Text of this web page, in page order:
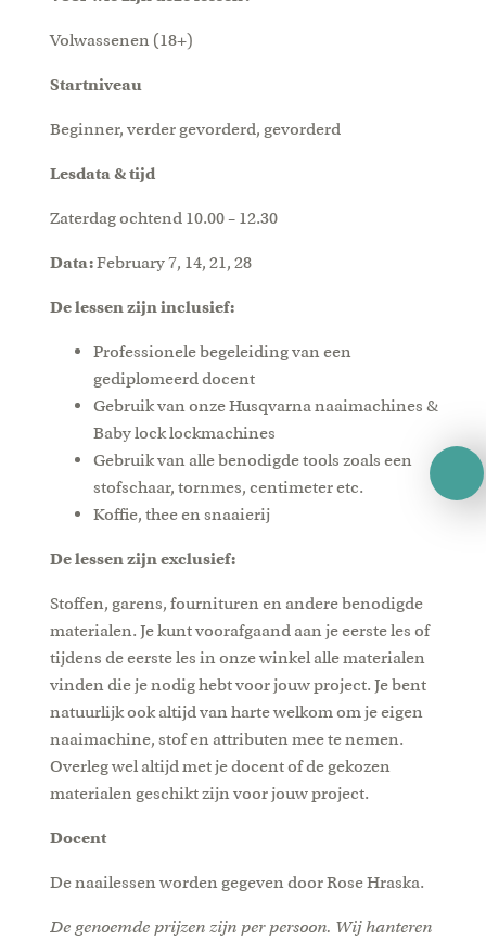
Volwassenen (18+)
Startniveau
Beginner, verder gevorderd, gevorderd
Lesdata & tijd
Zaterdag ochtend 10.00 – 12.30
Data:February 7, 14, 21, 28
De lessen zijn inclusief:
Professionele begeleiding van een
gediplomeerd docent
Gebruik van onze Husqvarna naaimachines &
Baby lock lockmachines
Gebruik van alle benodigde tools zoals een
stofschaar, tornmes, centimeter etc.
Koffie, thee en snaaierij
De lessen zijn exclusief:
Stoffen, garens, fournituren en andere benodigde
materialen. Je kunt voorafgaand aan je eerste les of
tijdens de eerste les in onze winkel alle materialen
vinden die je nodig hebt voor jouw project. Je bent
natuurlijk ook altijd van harte welkom om je eigen
naaimachine, stof en attributen mee te nemen.
Overleg wel altijd met je docent of de gekozen
materialen geschikt zijn voor jouw project.
Docent
De naailessen worden gegeven door Rose Hraska.
De genoemde prijzen zijn per persoon. Wij hanteren